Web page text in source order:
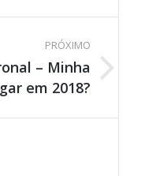
PRÓXIMO
– Minha
em 2018?